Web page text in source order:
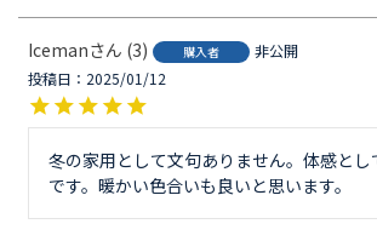
Iceman 3 購入者
非公開
投稿日
2025/01/12
冬の家用として文句ありません。体感とし
です。暖かい色合いも良いと思います。